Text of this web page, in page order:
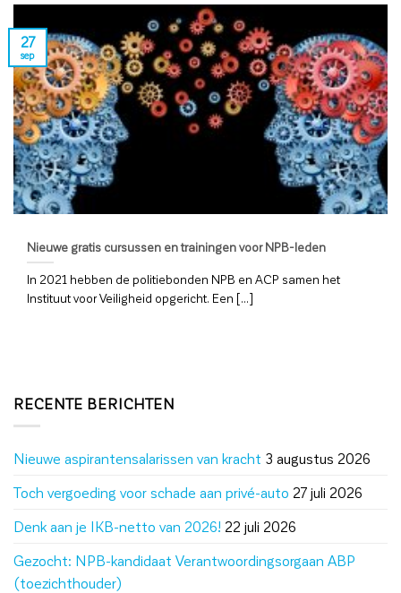
Nieuwe gratis cursussen en trainingen voor NPB-leden
In 2021 hebben de politiebonden NPB en ACP samen het
Instituut voor Veiligheid opgericht. Een [...]
27
sep
RECENTE BERICHTEN
Nieuwe aspirantensalarissen van kracht 3 augustus 2026
Toch vergoeding voor schade aan privé-auto 27 juli 2026
Denk aan je IKB-netto van 2026! 22 juli 2026
Gezocht: NPB-kandidaat Verantwoordingsorgaan ABP
(toezichthouder)